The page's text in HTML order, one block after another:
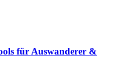
für Auswanderer &